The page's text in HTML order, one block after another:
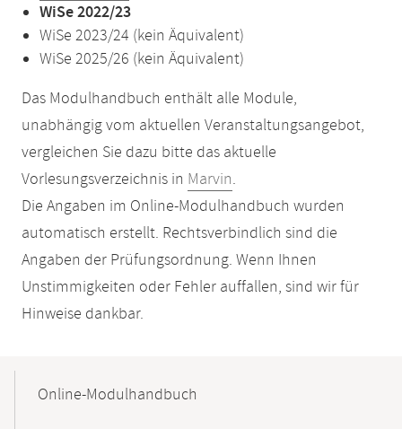
WiSe 2022/23
WiSe 2023/24 (kein Äquivalent)
WiSe 2025/26 (kein Äquivalent)
Das Modulhandbuch enthält alle Module,
unabhängig vom aktuellen Veranstaltungsangebot,
vergleichen Sie dazu bitte das aktuelle
Vorlesungsverzeichnis in Marvin.
Die Angaben im Online-Modulhandbuch wurden
automatisch erstellt. Rechtsverbindlich sind die
Angaben der Prüfungsordnung. Wenn Ihnen
Unstimmigkeiten oder Fehler auffallen, sind wir für
Hinweise dankbar.
NavigationOnline-Modulhandbuch